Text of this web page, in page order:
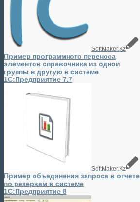
SoftMaker.Kz
Пример программного переноса
элементов справочника из одной
группы в другую в системе
1С:Предприятие 7.7
SoftMaker.Kz
Пример объединения запроса в отчете
по резервам в системе
1С:Предприятие 8